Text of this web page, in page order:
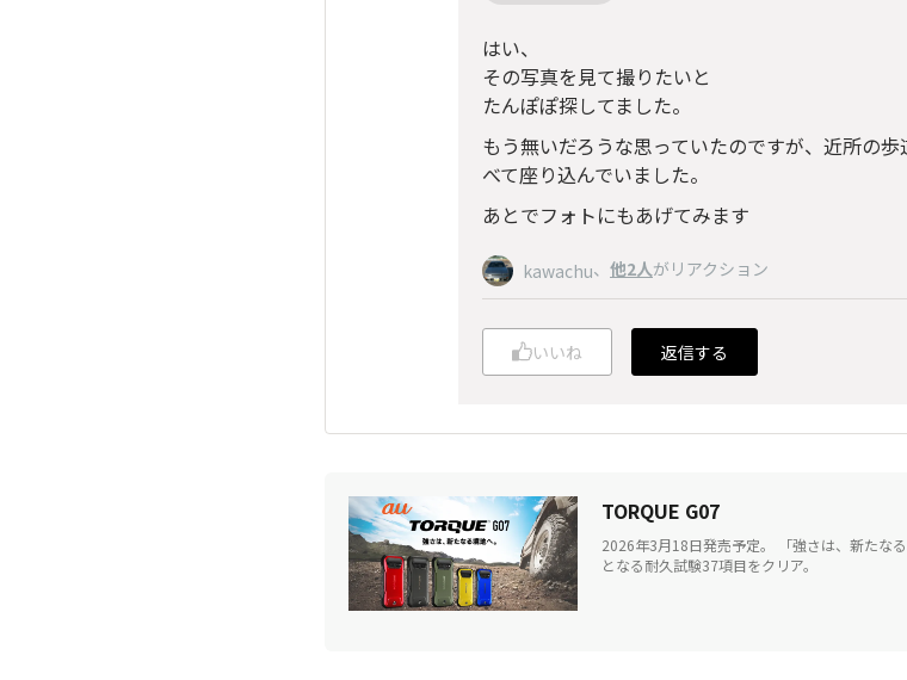
はい、
その写真を見て撮りたいと
たんぽぽ探してました。
もう無いだろうな思っていたのですが、近所の
べて座り込んでいました。
あとでフォトにもあげてみます
kawachu、 他2人がリアクション
いいね 返信する
TORQUE G07
2026年3月18日発売予定。 「強さは、新たな
となる耐久試験37項目をクリア。